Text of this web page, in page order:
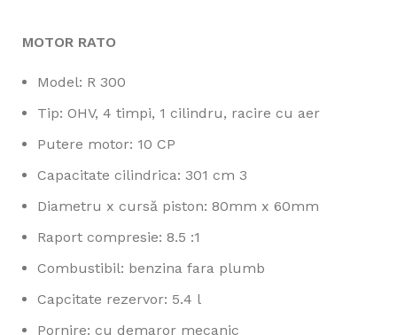
MOTOR RATO
Model: R 300
Tip: OHV, 4 timpi, 1 cilindru, racire cu aer
Putere motor: 10 CP
Capacitate cilindrica: 301 cm 3
Diametru x cursă piston: 80mm x 60mm
Raport compresie: 8.5 :1
Combustibil: benzina fara plumb
Capcitate rezervor: 5.4 l
Pornire: cu demaror mecanic